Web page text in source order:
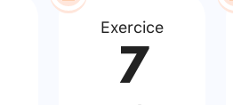
Exercice
7